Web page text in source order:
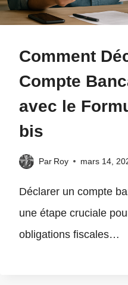
Comment
Compte
avec le
bis
Par Roy mars 14,
Déclarer un compte
une étape cruciale
obligations fiscales…